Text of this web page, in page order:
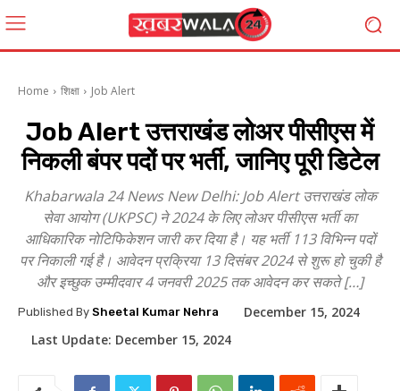
Home शिक्षा Job Alert
Job Alert उत्तराखंड लोअर पीसीएस में
निकली बंपर पदों पर भर्ती, जानिए पूरी डिटेल
Khabarwala 24 News New Delhi: Job Alert उत्तराखंड लोक
सेवा आयोग (UKPSC) ने 2024 के लिए लोअर पीसीएस भर्ती का
आधिकारिक नोटिफिकेशन जारी कर दिया है। यह भर्ती 113 विभिन्न पदों
पर निकाली गई है। आवेदन प्रक्रिया 13 दिसंबर 2024 से शुरू हो चुकी है
और इच्छुक उम्मीदवार 4 जनवरी 2025 तक आवेदन कर सकते […]
Published By Sheetal Kumar Nehra
December 15, 2024
Last Update: December 15, 2024